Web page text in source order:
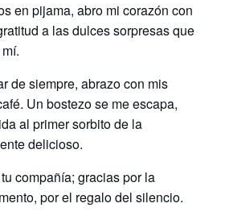
en pijama, abro mi corazón con
a las dulces sorpresas que
de siempre, abrazo con mis
Un bostezo se me escapa,
al primer sorbito de la
delicioso.
compañía; gracias por la
por el regalo del silencio.